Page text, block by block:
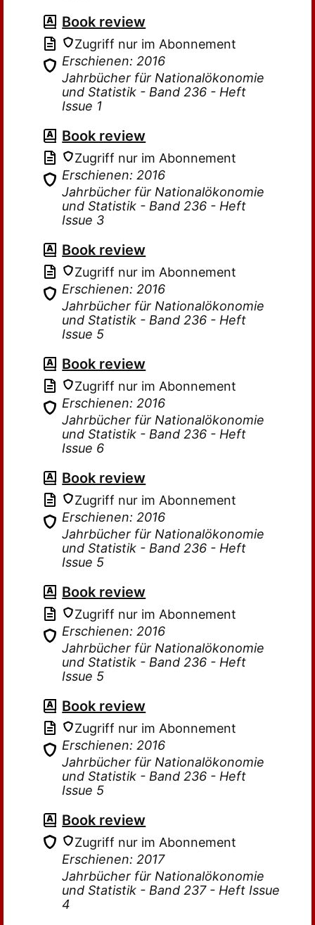
Book review
Zugriff nur im Abonnement
Erschienen: 2016
Jahrbücher für Nationalökonomie
und Statistik - Band 236 - Heft
Issue 1
Book review
Zugriff nur im Abonnement
Erschienen: 2016
Jahrbücher für Nationalökonomie
und Statistik - Band 236 - Heft
Issue 3
Book review
Zugriff nur im Abonnement
Erschienen: 2016
Jahrbücher für Nationalökonomie
und Statistik - Band 236 - Heft
Issue 5
Book review
Zugriff nur im Abonnement
Erschienen: 2016
Jahrbücher für Nationalökonomie
und Statistik - Band 236 - Heft
Issue 6
Book review
Zugriff nur im Abonnement
Erschienen: 2016
Jahrbücher für Nationalökonomie
und Statistik - Band 236 - Heft
Issue 5
Book review
Zugriff nur im Abonnement
Erschienen: 2016
Jahrbücher für Nationalökonomie
und Statistik - Band 236 - Heft
Issue 5
Book review
Zugriff nur im Abonnement
Erschienen: 2016
Jahrbücher für Nationalökonomie
und Statistik - Band 236 - Heft
Issue 5
Book review
Zugriff nur im Abonnement
Erschienen: 2017
Jahrbücher für Nationalökonomie
und Statistik - Band 237 - Heft Issue
4